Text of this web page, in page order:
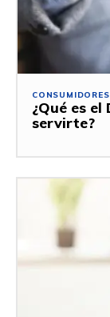
CONSUMIDORES
¿Qué es
servirte?